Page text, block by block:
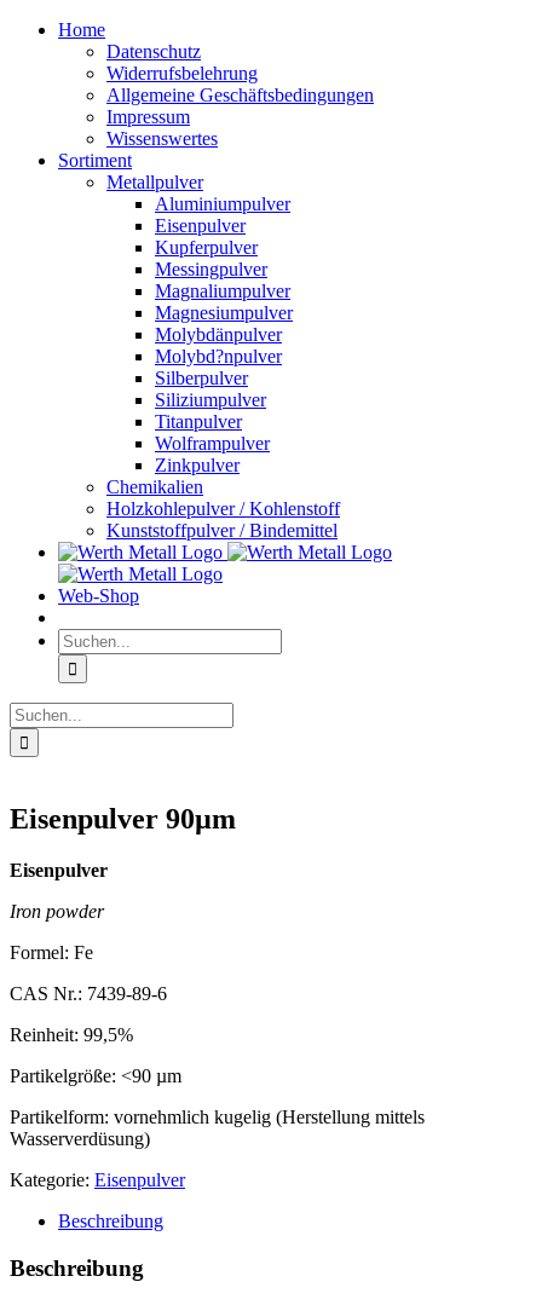
Zum
Home
Datenschutz
Widerrufsbelehrung
Allgemeine Geschäftsbedingungen
Impressum
Wissenswertes
Sortiment
Metallpulver
Aluminiumpulver
Eisenpulver
Kupferpulver
Messingpulver
Magnaliumpulver
Magnesiumpulver
Molybdänpulver
Molybd?npulver
Silberpulver
Siliziumpulver
Titanpulver
Wolframpulver
Zinkpulver
Chemikalien
Holzkohlepulver / Kohlenstoff
Kunststoffpulver / Bindemittel
Web-Shop
Suche
nach:
Suche
nach:
Eisenpulver 90µm
Eisenpulver
Iron powder
Formel: Fe
CAS Nr.: 7439-89-6
Reinheit: 99,5%
Partikelgröße: <90 µm
Partikelform: vornehmlich kugelig (Herstellung mittels
Wasserverdüsung)
Kategorie: Eisenpulver
Beschreibung
Beschreibung